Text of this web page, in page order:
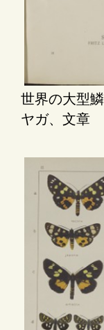
世界の大型
ヤガ、文章